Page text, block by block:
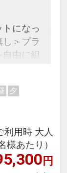
になっ
＞プラ
由に組
ちろん
や延
す。
たは
イトマイ
夕
利用時 大人
様あたり）
円